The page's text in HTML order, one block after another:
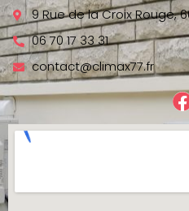
9 Rue de la Croix Rouge,
06 70 17 33 31
contact@climax77.fr